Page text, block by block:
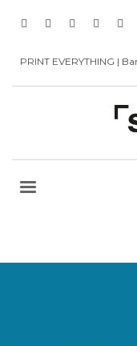
PRINT EVERYTHING |